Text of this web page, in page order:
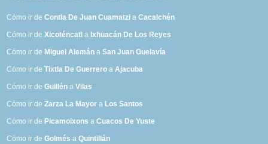
Cómo ir deContla De Juan Cuamatzi aCacalchén
Cómo ir deXicoténcatl a Ixhuacán De Los Reyes
Cómo ir de Miguel Alemán aSan Juan Guelavía
Cómo ir deTixtla De Guerrero aAjacuba
Cómo ir deGuillén aVilas
Cómo ir deZarza La Mayor a Los Santos
Cómo ir de Picamoixons aCuacos De Yuste
Cómo ir deGolmés aQuintillán